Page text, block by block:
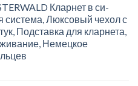
€.
Кларнет в си-
система, Люксовый чехол с
Подставка для кларнета,
Немецкое